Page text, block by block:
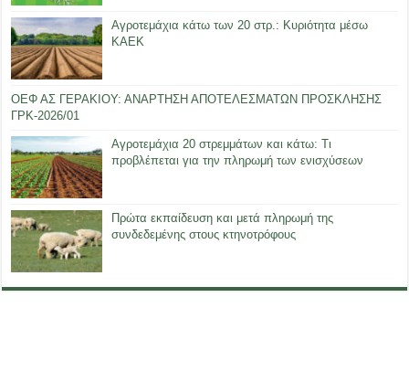
Αγροτεμάχια κάτω των 20 στρ.: Κυριότητα μέσω
ΚΑΕΚ
ΟΕΦ ΑΣ ΓΕΡΑΚΙΟΥ: ΑΝΑΡΤΗΣΗ ΑΠΟΤΕΛΕΣΜΑΤΩΝ ΠΡΟΣΚΛΗΣΗΣ
ΓΡΚ-2026/01
Αγροτεμάχια 20 στρεμμάτων και κάτω: Τι
προβλέπεται για την πληρωμή των ενισχύσεων
Πρώτα εκπαίδευση και μετά πληρωμή της
συνδεδεμένης στους κτηνοτρόφους